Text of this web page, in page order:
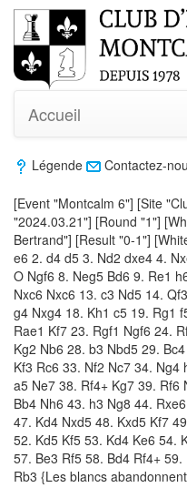
Accueil
Légende Contactez-
[Event "Montcalm 6"] [Site
"2024.03.21"] [Round "1"]
Bertrand"] [Result "0-1"]
e6 2. d4 d5 3. Nd2 dxe4 4.
O Ngf6 8. Neg5 Bd6 9. Re1
Nxc6 Nxc6 13. c3 Nd5 14.
g4 Nxg4 18. Kh1 c5 19. Rg1
Rae1 Kf7 23. Rgf1 Ngf6 24.
Kg2 Nb6 28. b3 Nbd5 29.
Kf3 Rc6 33. Nf2 Nc7 34.
a5 Ne7 38. Rf4+ Kg7 39. Rf6
Bb4 Nh6 43. h3 Ng8 44.
47. Kd4 Nxd5 48. Kxd5 Kf7
52. Kd5 Kf5 53. Kd4 Ke6 54.
57. Be3 Rf5 58. Bd4 Rf4+
Rb3 {Les blancs